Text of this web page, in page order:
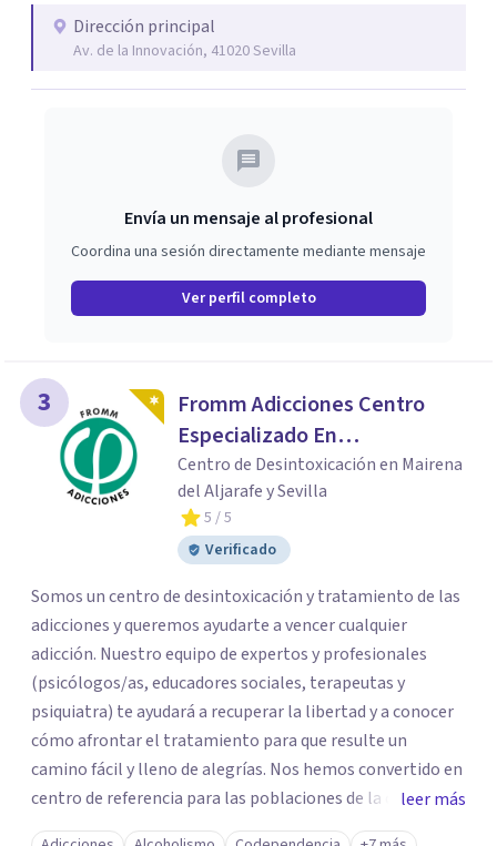
promociones.
Dirección principal
Av. de la Innovación, 41020 Sevilla
Envía un mensaje al profesional
Coordina una sesión directamente mediante mensaje
Ver perfil completo
3
Fromm Adicciones Centro
Especializado En
Adolescentes, Familias Y
Adicciones
Centro de Desintoxicación en Mairena
del Aljarafe y Sevilla
5 / 5
Verificado
Somos un centro de desintoxicación y tratamiento de las
adicciones y queremos ayudarte a vencer cualquier
adicción. Nuestro equipo de expertos y profesionales
(psicólogos/as, educadores sociales, terapeutas y
psiquiatra) te ayudará a recuperar la libertad y a conocer
cómo afrontar el tratamiento para que resulte un
camino fácil y lleno de alegrías. Nos hemos convertido en
centro de referencia para las poblaciones de la comarca
del Aljarafe, Sevilla y Andalucía. Testimonio de ello son la
leer más